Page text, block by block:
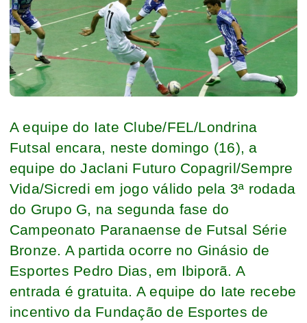
A equipe do Iate Clube/FEL/Londrina
Futsal encara, neste domingo (16), a
equipe do Jaclani Futuro Copagril/Sempre
Vida/Sicredi em jogo válido pela 3ª rodada
do Grupo G, na segunda fase do
Campeonato Paranaense de Futsal Série
Bronze. A partida ocorre no Ginásio de
Esportes Pedro Dias, em Ibiporã. A
entrada é gratuita. A equipe do Iate recebe
incentivo da Fundação de Esportes de